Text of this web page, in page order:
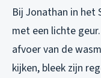
Bij Jonathan in
met een lichte
afvoer van de
kijken, bleek zijn